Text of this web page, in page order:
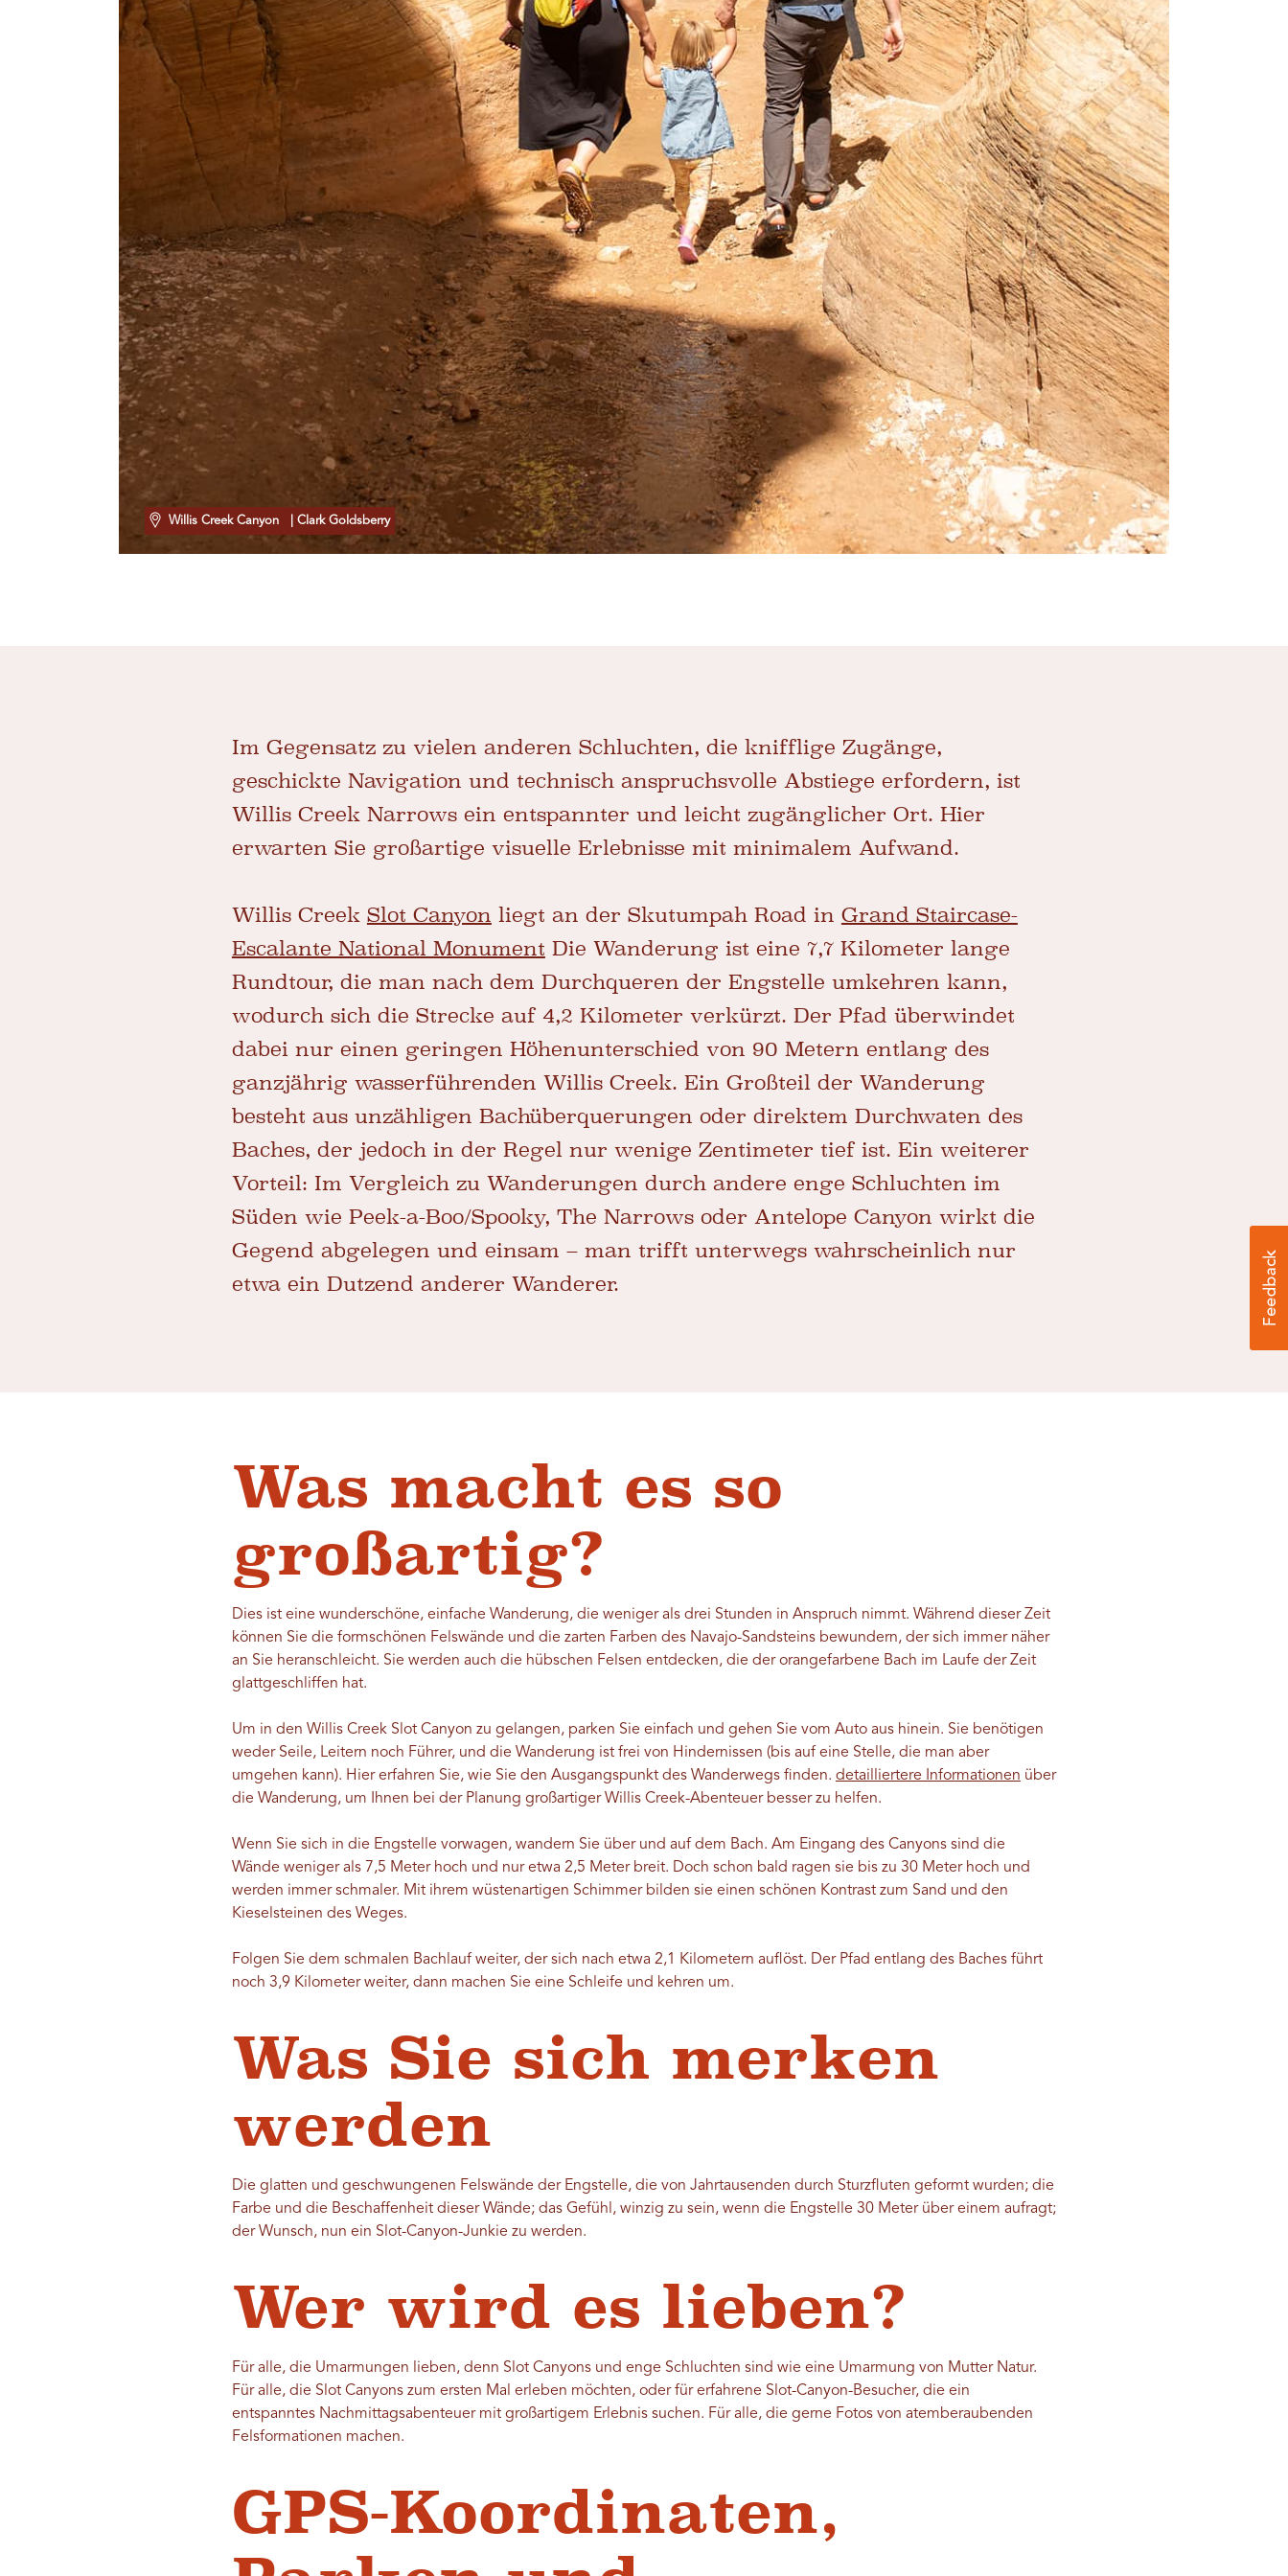
Willis Creek Canyon | Clark Goldsberry
Im Gegensatz zu vielen anderen Schluchten, die knifflige Zugänge,
geschickte Navigation und technisch anspruchsvolle Abstiege erfordern, ist
Willis Creek Narrows ein entspannter und leicht zugänglicher Ort. Hier
erwarten Sie großartige visuelle Erlebnisse mit minimalem Aufwand.
Willis Creek Slot Canyon liegt an der Skutumpah Road in Grand Staircase-
Escalante National Monument Die Wanderung ist eine 7,7 Kilometer lange
Rundtour, die man nach dem Durchqueren der Engstelle umkehren kann,
wodurch sich die Strecke auf 4,2 Kilometer verkürzt. Der Pfad überwindet
dabei nur einen geringen Höhenunterschied von 90 Metern entlang des
ganzjährig wasserführenden Willis Creek. Ein Großteil der Wanderung
besteht aus unzähligen Bachüberquerungen oder direktem Durchwaten des
Baches, der jedoch in der Regel nur wenige Zentimeter tief ist. Ein weiterer
Vorteil: Im Vergleich zu Wanderungen durch andere enge Schluchten im
Süden wie Peek-a-Boo/Spooky, The Narrows oder Antelope Canyon wirkt die
Gegend abgelegen und einsam – man trifft unterwegs wahrscheinlich nur
etwa ein Dutzend anderer Wanderer.
Was macht es so
großartig?
Dies ist eine wunderschöne, einfache Wanderung, die weniger als drei Stunden in Anspruch nimmt. Während dieser Zeit
können Sie die formschönen Felswände und die zarten Farben des Navajo-Sandsteins bewundern, der sich immer näher
an Sie heranschleicht. Sie werden auch die hübschen Felsen entdecken, die der orangefarbene Bach im Laufe der Zeit
glattgeschliffen hat.
Um in den Willis Creek Slot Canyon zu gelangen, parken Sie einfach und gehen Sie vom Auto aus hinein. Sie benötigen
weder Seile, Leitern noch Führer, und die Wanderung ist frei von Hindernissen (bis auf eine Stelle, die man aber
umgehen kann). Hier erfahren Sie, wie Sie den Ausgangspunkt des Wanderwegs finden. detailliertere Informationen über
die Wanderung, um Ihnen bei der Planung großartiger Willis Creek-Abenteuer besser zu helfen.
Wenn Sie sich in die Engstelle vorwagen, wandern Sie über und auf dem Bach. Am Eingang des Canyons sind die
Wände weniger als 7,5 Meter hoch und nur etwa 2,5 Meter breit. Doch schon bald ragen sie bis zu 30 Meter hoch und
werden immer schmaler. Mit ihrem wüstenartigen Schimmer bilden sie einen schönen Kontrast zum Sand und den
Kieselsteinen des Weges.
Folgen Sie dem schmalen Bachlauf weiter, der sich nach etwa 2,1 Kilometern auflöst. Der Pfad entlang des Baches führt
noch 3,9 Kilometer weiter, dann machen Sie eine Schleife und kehren um.
Was Sie sich merken
werden
Die glatten und geschwungenen Felswände der Engstelle, die von Jahrtausenden durch Sturzfluten geformt wurden; die
Farbe und die Beschaffenheit dieser Wände; das Gefühl, winzig zu sein, wenn die Engstelle 30 Meter über einem aufragt;
der Wunsch, nun ein Slot-Canyon-Junkie zu werden.
Wer wird es lieben?
Für alle, die Umarmungen lieben, denn Slot Canyons und enge Schluchten sind wie eine Umarmung von Mutter Natur.
Für alle, die Slot Canyons zum ersten Mal erleben möchten, oder für erfahrene Slot-Canyon-Besucher, die ein
entspanntes Nachmittagsabenteuer mit großartigem Erlebnis suchen. Für alle, die gerne Fotos von atemberaubenden
Felsformationen machen.
GPS-Koordinaten,